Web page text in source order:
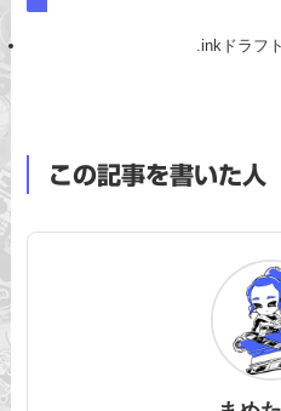
.inkドラフ
この記事を書いた人